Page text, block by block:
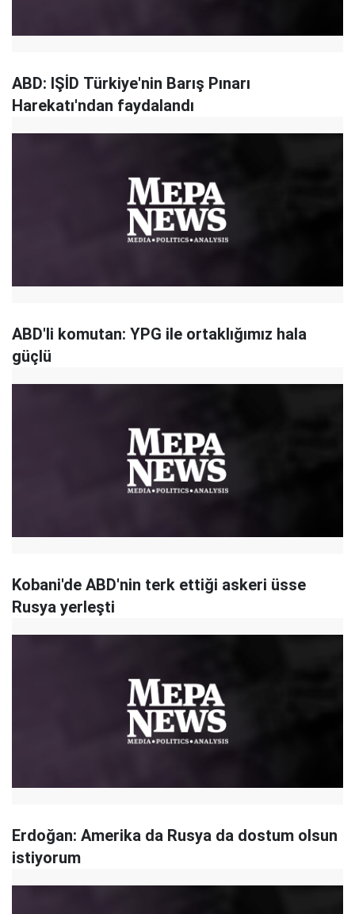
ABD: IŞİD Türkiye'nin Barış Pınarı
Harekatı'ndan faydalandı
ABD'li komutan: YPG ile ortaklığımız hala
güçlü
Kobani'de ABD'nin terk ettiği askeri üsse
Rusya yerleşti
Erdoğan: Amerika da Rusya da dostum olsun
istiyorum